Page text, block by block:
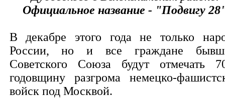
Официальное название - "Подвигу
В декабре этого года не только
России, но и все граждане
Советского Союза будут отмечать
годовщину разгрома немецко-
войск под Москвой.